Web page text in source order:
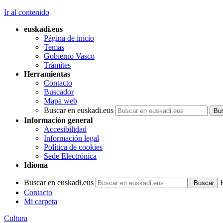
Ir al contenido
euskadi.eus
Página de inicio
Temas
Gobierno Vasco
Trámites
Herramientas
Contacto
Buscador
Mapa web
Buscar en euskadi.eus
Información general
Accesibilidad
Información legal
Política de cookies
Sede Electrónica
Idioma
Buscar en euskadi.eus
Contacto
Mi carpeta
Cultura